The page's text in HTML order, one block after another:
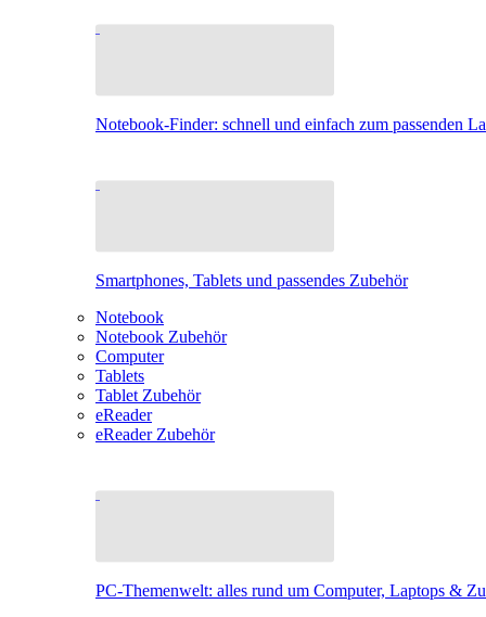
Notebook-Finder: schnell und einfach zum passenden
Smartphones, Tablets und passendes Zubehör
Notebook
Notebook Zubehör
Computer
Tablets
Tablet Zubehör
eReader
eReader Zubehör
PC-Themenwelt: alles rund um Computer, Laptops &